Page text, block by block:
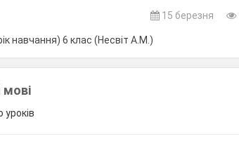
15 березня
навчання) 6 клас (Несвіт А.М.)
мові
уроків